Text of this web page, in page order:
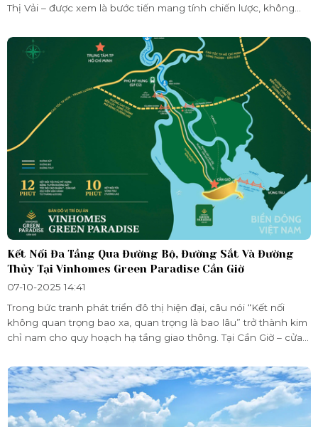
Thị Vải – được xem là bước tiến mang tính chiến lược, không
Bộ mà còn mở ra cánh cửa phát triển mới cho huyện Cần Giờ,
nơi tọa lạc của siêu đô thị sinh thái Vinhomes Green Paradise.
Kết Nối Đa Tầng Qua Đường Bộ, Đường Sắt Và Đường
Thủy Tại Vinhomes Green Paradise Cần Giờ
07-10-2025 14:41
Trong bức tranh phát triển đô thị hiện đại, câu nói “Kết nối
không quan trọng bao xa, quan trọng là bao lâu” trở thành kim
chỉ nam cho quy hoạch hạ tầng giao thông. Tại Cần Giờ – cửa
Paradise kiến tạo một điểm đến nghỉ dưỡng – sinh thái mang
tầm quốc tế, và đặt nền móng cho hệ thống giao thông đa
tầng, đồng bộ, rút ngắn tối đa thời gian di chuyển